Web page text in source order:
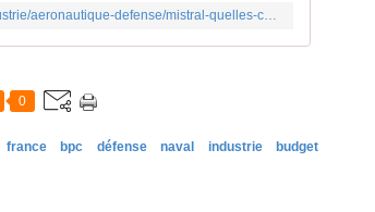
http://www.latribune.fr/entreprises-finance/industrie/aeronautique-defense/mistral-quelles-consequences-pour-la-france-502363.html
0
france bpc défense naval industrie
budget